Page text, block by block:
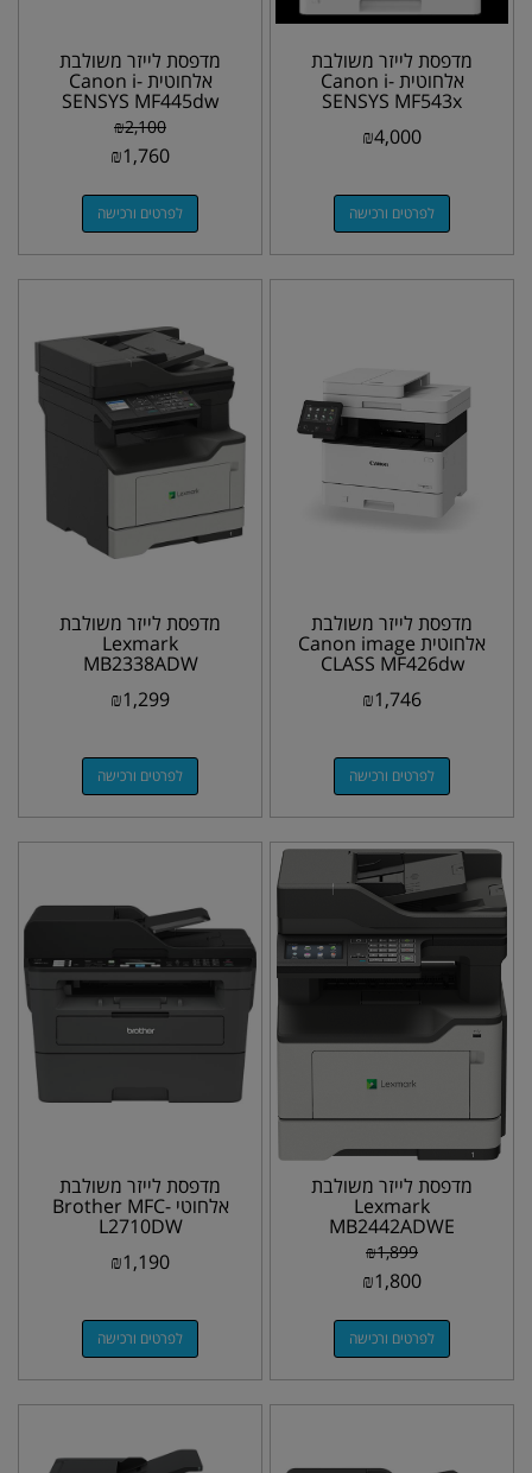
מדפסת לייזר משולבת
אלחוטית Canon i-
SENSYS MF543x
₪4,000
לפרטים ורכישה
מדפסת לייזר משולבת
אלחוטית Canon i-
SENSYS MF445dw
₪2,100
₪1,760
לפרטים ורכישה
מדפסת לייזר משולבת
אלחוטית Canon image
CLASS MF426dw
₪1,746
לפרטים ורכישה
מדפסת לייזר משולבת
Lexmark
MB2338ADW
₪1,299
לפרטים ורכישה
מדפסת לייזר משולבת
Lexmark
MB2442ADWE
₪1,899
₪1,800
לפרטים ורכישה
מדפסת לייזר משולבת
אלחוטי Brother MFC-
L2710DW
₪1,190
לפרטים ורכישה